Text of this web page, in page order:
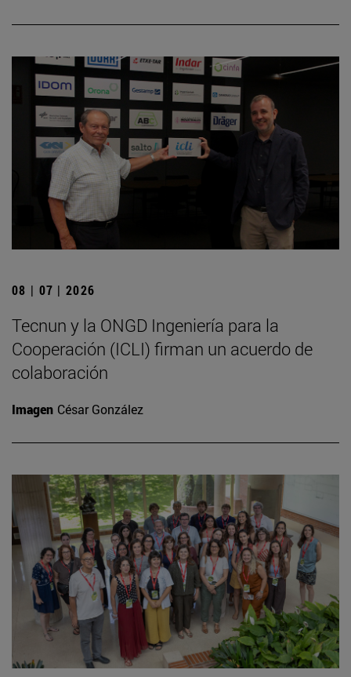
08 | 07 | 2026
Tecnun y la ONGD Ingeniería para la
Cooperación (ICLI) firman un acuerdo de
colaboración
Imagen César González